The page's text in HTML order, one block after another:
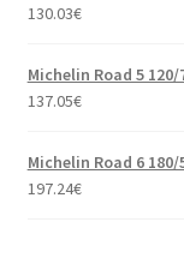
130.03€
Michelin Road 5
137.05€
Michelin Road 6 180/
197.24€